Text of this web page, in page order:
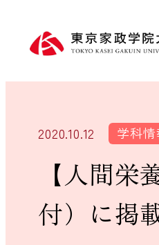
2020.10.12 学科情
【人間
付）に掲